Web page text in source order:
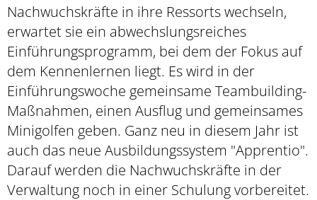
Nachwuchskräfte in ihre Ressorts wechseln,
erwartet sie ein abwechslungsreiches
Einführungsprogramm, bei dem der Fokus auf
dem Kennenlernen liegt. Es wird in der
Einführungswoche gemeinsame Teambuilding-
Maßnahmen, einen Ausflug und gemeinsames
Minigolfen geben. Ganz neu in diesem Jahr ist
auch das neue Ausbildungssystem "Apprentio".
Darauf werden die Nachwuchskräfte in der
Verwaltung noch in einer Schulung vorbereitet.